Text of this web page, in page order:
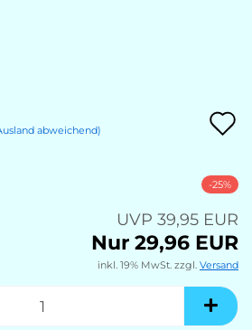
abweichend)
-25%
UVP 39,95 EUR
Nur 29,96 EUR
inkl. 19% MwSt. zzgl. Versand